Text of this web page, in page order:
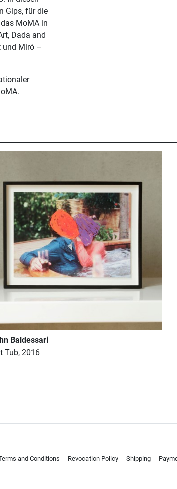
Gips, für die
MoMA in
Dada and
und Miró –
Baldessari
Tub, 2016
and Conditions Revocation Policy Shipping